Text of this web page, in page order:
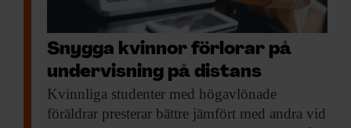
Snygga kvinnor förlorar på
undervisning på distans
Kvinnliga studenter med högavlönade
föräldrar presterar bättre jämfört med andra vid